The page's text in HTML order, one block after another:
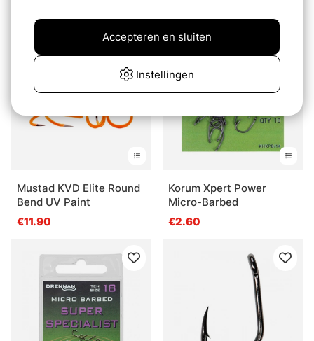
Mustad KVD Elite Round
Bend UV Paint
€11.90
Korum Xpert Power
Micro-Barbed
€2.60
Instellingen
Accepteren en sluiten